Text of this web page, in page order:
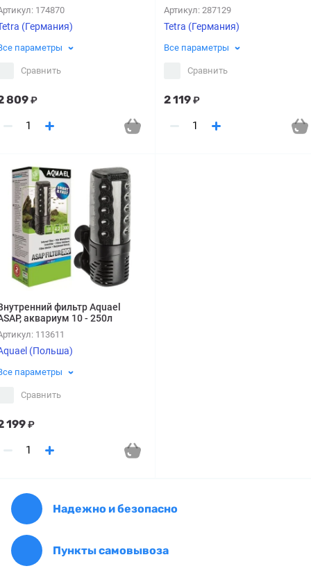
174870
(Германия)
параметры
Сравнить
809₽
Артикул: 287129
Tetra (Германия)
Все параметры
Сравнить
2 119₽
фильтр Aquael
аквариум 10 - 250л
113611
(Польша)
параметры
Сравнить
199₽
Надежно и безопасно
Пункты самовывоза